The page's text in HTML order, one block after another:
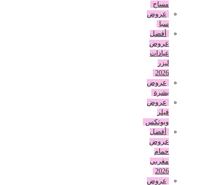
مساج
عروض
أفضل
عروض
عيادات
عروض
بشرة
عروض
وبوتكس
أفضل
عروض
حمام
مغربي
عروض